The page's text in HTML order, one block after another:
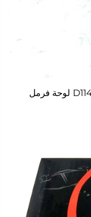
لوحة فرمل ذات أداء عالٍ بدون ضوضاء D1142 لوحة فرمل